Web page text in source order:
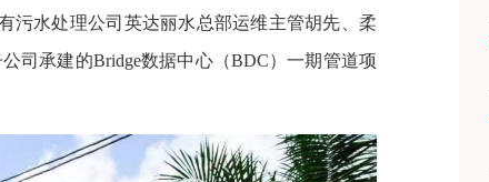
污水处理公司英达丽水总部运维主管胡先、柔
司承建的Bridge数据中心（BDC）一期管道项